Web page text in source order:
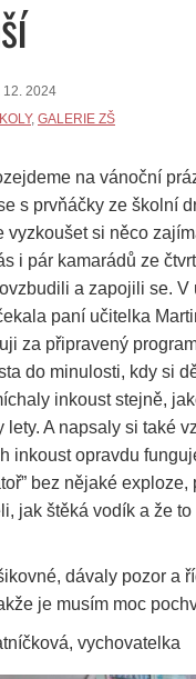
12. 2024
, GALERIE ZŠ
na vánoční
s prvňáčky ze školní
vyzkoušet si něco
i pár kamarádů ze
a zapojili se. V
paní učitelka
za připravený
do minulosti, kdy si
inkoust stejně,
lety. A napsaly si také
inkoust opravdu
bez nějaké exploze,
jak štěká vodík a že
dávaly pozor a
je musím moc
vychovatelka